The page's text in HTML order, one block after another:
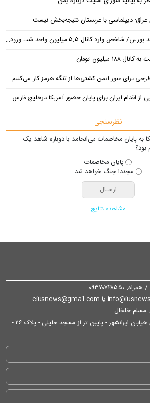
دیپلماسی با عربستان نتیجه‌بخش نیست
۵.۵ میلیون واحد شد، ورود ۹ همت پول حقیقی
میلیون تومان
برای عبور ایمن کشتی‌ها از تنگه هرمز کار می‌کنیم
از اقدام ایران برای پایان حضور آمریکا درخلیج فارس
نظرسنجی
به پایان مخاصمات می‌انجامد یا دوباره شاهد یک
بود؟
پایان مخاصمات
مجددا جنگ خواهد شد
مشاهده نتایج
مسلم خلخال
آدرس: تهران/ انتهای خیابان ایرانشهر - پایین تر از مسجد جلیلی - پلاک ۲۶ -